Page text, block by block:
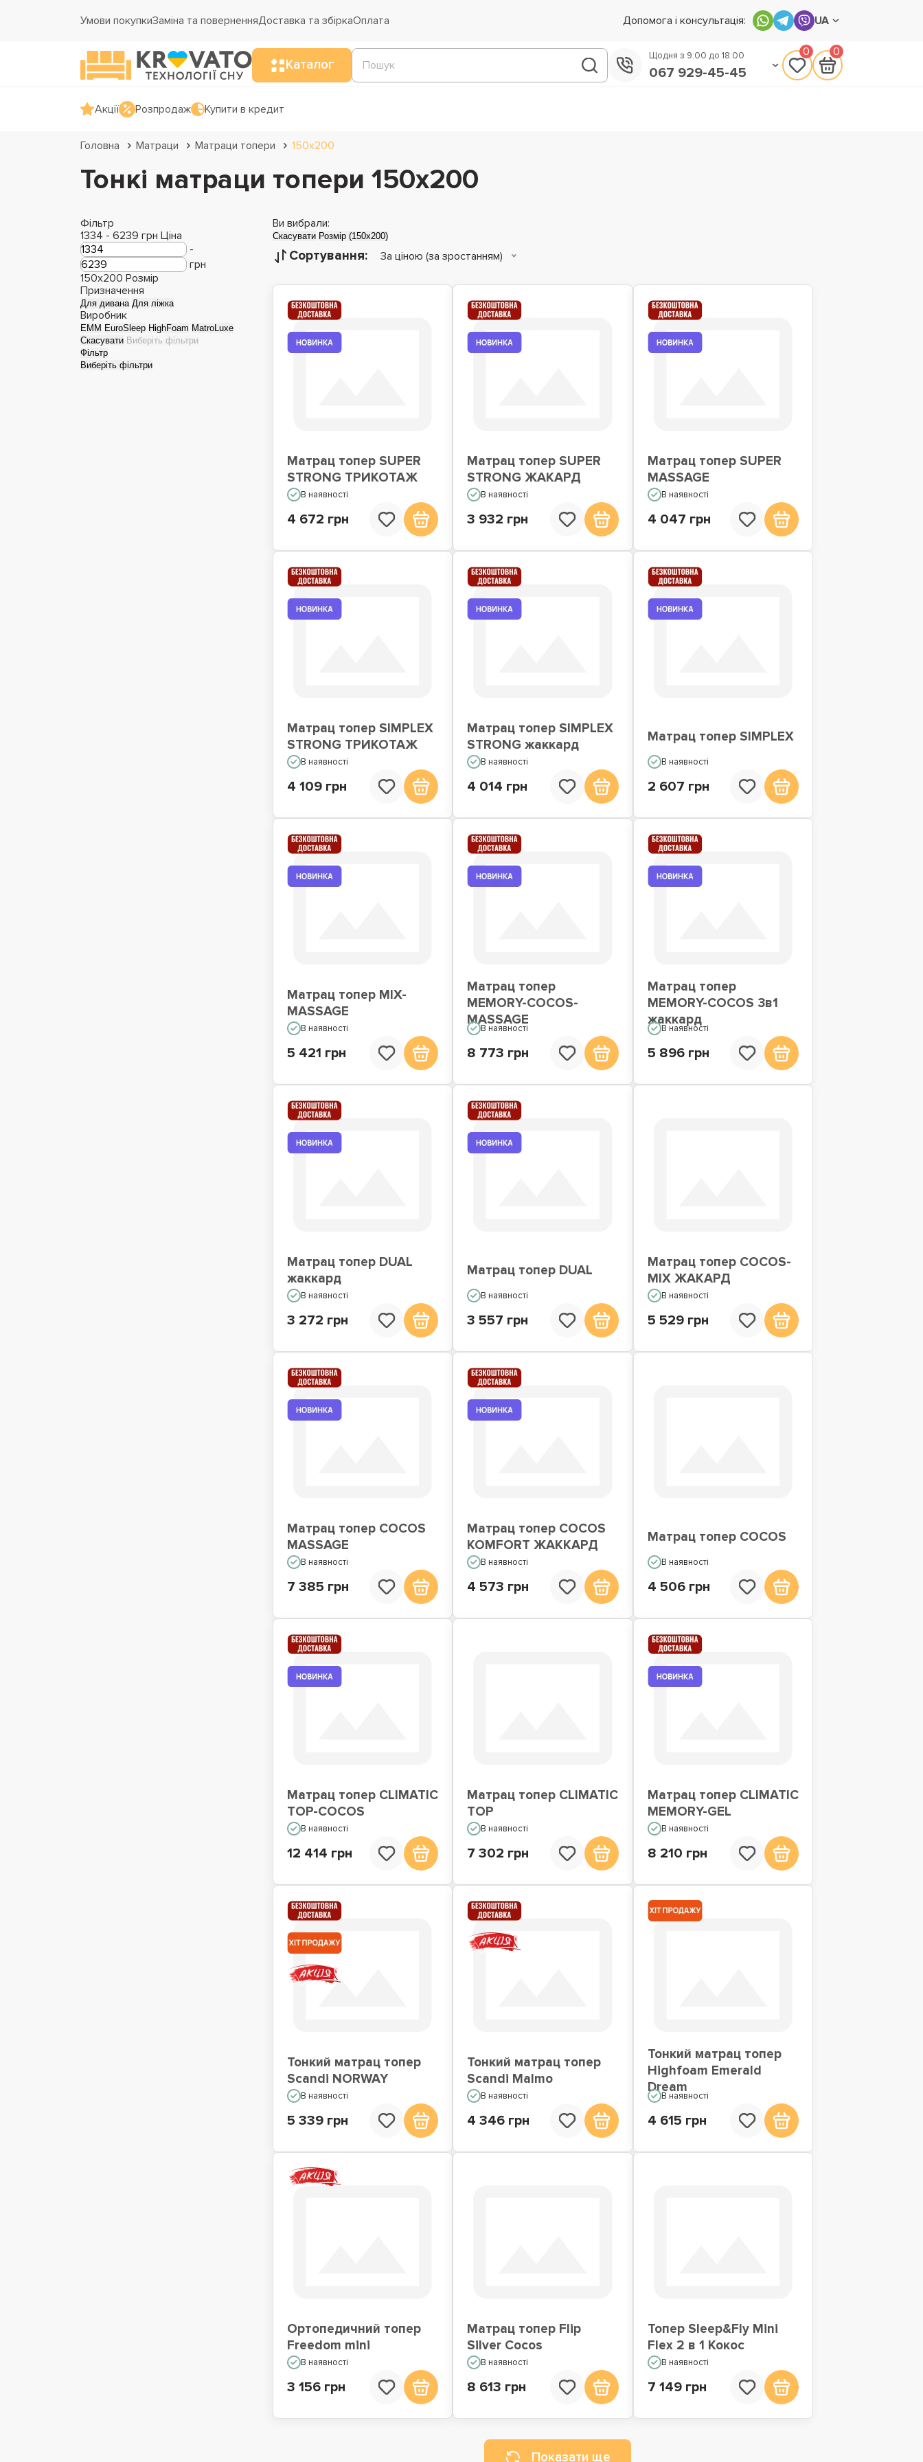
Умови покупкиЗаміна та поверненняДоставка та збіркаОплата Допомога і консультація: UA
Каталог
Щодня з 9:00 до 18:00
067 929-45-45
0 0
Акції Розпродаж Купити в кредит
Головна Матраци Матраци топери 150х200
Тонкі матраци топери 150х200
Фільтр
1334 - 6239 грн Ціна
-
грн
150x200 Розмір
Призначення
Для дивана Для ліжка
Виробник
EMM EuroSleep HighFoam MatroLuxe
Скасувати Виберіть фільтри
Фільтр
Виберіть фільтри
Ви вибрали:
Скасувати Розмір (150x200)
Сортування: За ціною (за зростанням)
Матрац топер SUPER
STRONG ТРИКОТАЖ
В наявності
4 672 грн
Матрац топер SUPER
STRONG ЖАКАРД
В наявності
3 932 грн
Матрац топер SUPER
MASSAGE
В наявності
4 047 грн
Матрац топер SIMPLEX
STRONG ТРИКОТАЖ
В наявності
4 109 грн
Матрац топер SIMPLEX
STRONG жаккард
В наявності
4 014 грн
Матрац топер SIMPLEX
В наявності
2 607 грн
Матрац топер MIX-
MASSAGE
В наявності
5 421 грн
Матрац топер
MEMORY-COCOS-
MASSAGE
В наявності
8 773 грн
Матрац топер
MEMORY-COCOS 3в1
жаккард
В наявності
5 896 грн
Матрац топер DUAL
жаккард
В наявності
3 272 грн
Матрац топер DUAL
В наявності
3 557 грн
Матрац топер COCOS-
MIX ЖАКАРД
В наявності
5 529 грн
Матрац топер COCOS
MASSAGE
В наявності
7 385 грн
Матрац топер COCOS
KOMFORT ЖАККАРД
В наявності
4 573 грн
Матрац топер COCOS
В наявності
4 506 грн
Матрац топер CLIMATIC
TOP-COCOS
В наявності
12 414 грн
Матрац топер CLIMATIC
TOP
В наявності
7 302 грн
Матрац топер CLIMATIC
MEMORY-GEL
В наявності
8 210 грн
Тонкий матрац топер
Scandi NORWAY
В наявності
5 339 грн
Тонкий матрац топер
Scandi Malmo
В наявності
4 346 грн
Тонкий матрац топер
Highfoam Emerald
Dream
В наявності
4 615 грн
Ортопедичний топер
Freedom mini
В наявності
3 156 грн
Матрац топер Flip
Silver Cocos
В наявності
8 613 грн
Топер Sleep&Fly Mini
Flex 2 в 1 Кокос
В наявності
7 149 грн
Показати ще